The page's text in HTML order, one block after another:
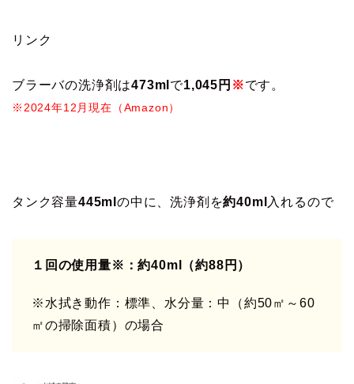
リンク
ブラーバの洗浄剤は473ml で1,045円 ※です。
※2024年12月現在（Amazon）
タンク容量445ml の中に、洗浄剤を約40ml 入れるので
１回の使用量※：約40ml（約88円）
※水拭き動作：標準、水分量：中（約50㎡～60
㎡の掃除面積）の場合